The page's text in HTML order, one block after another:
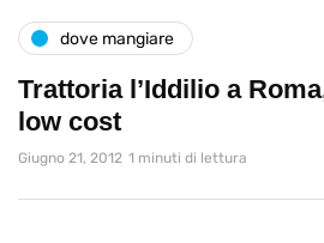
dove mangiare
Trattoria l’Iddilio a
low cost
Giugno 21, 2012 1 minuti di lettura